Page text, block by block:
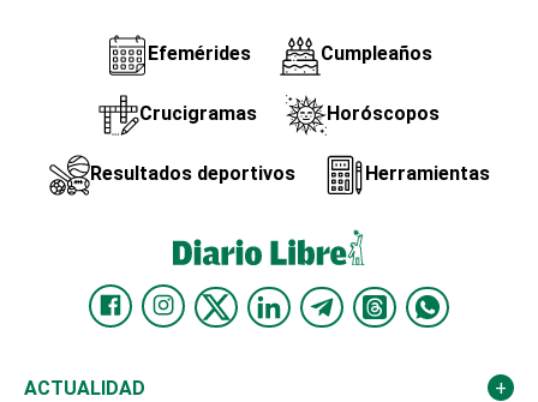
Efemérides Cumpleaños
Crucigramas Horóscopos
Resultados deportivos Herramientas
ACTUALIDAD